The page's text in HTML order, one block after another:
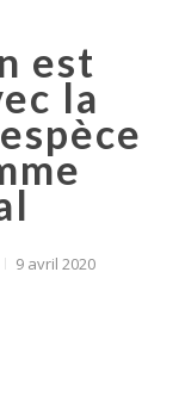
est
la
9 avril 2020